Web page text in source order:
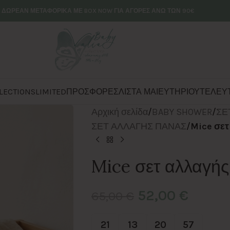
LIMITEDΠΡΟΣΦΟΡΕΣΛΙΣΤΑ ΜΑΙΕΥΤΗΡΙΟΥ
Αρχική σελίδα/BABY SHOWER/
ΣΕΤ ΑΛΛΑΓΗΣ ΠΑΝΑΣ/Mice
Mice σετ
21 13 20 55